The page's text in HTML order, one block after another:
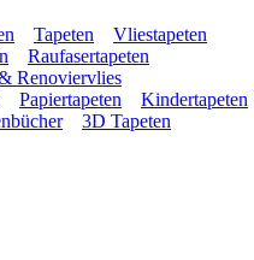
Tapeten
Vliestapeten
Raufasertapeten
Renoviervlies
Papiertapeten
Kindertapeten
3D Tapeten